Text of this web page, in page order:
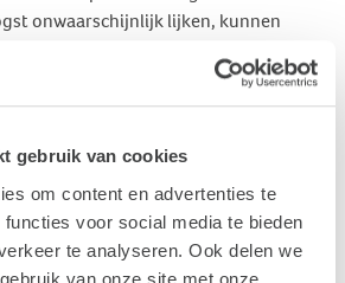
gebruik van cookies
om content en advertenties te
voor social media te bieden
te analyseren. Ook delen we
van onze site met onze
onwaarschijnlijk lijken, kunnen
de inbreng van een groot aantal
toegepaste maar ineffectieve
is ‘collaboratieve filtering’,
Amazon of Bol.com: "andere lezers
Spotify, waar het systeem
doet door gebruikersgegevens te